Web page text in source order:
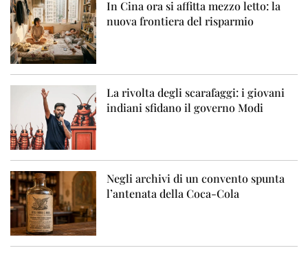
In Cina ora si affitta mezzo letto: la
nuova frontiera del risparmio
La rivolta degli scarafaggi: i giovani
indiani sfidano il governo Modi
Negli archivi di un convento spunta
l’antenata della Coca-Cola